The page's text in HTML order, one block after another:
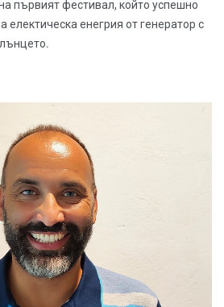
първият фестивал, който успешно
електическа енегрия от генератор с